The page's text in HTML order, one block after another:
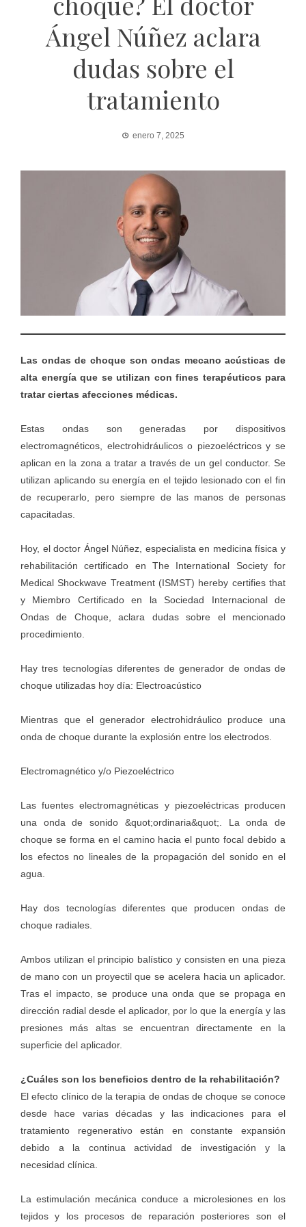
Ángel Núñez aclara
dudas sobre el
tratamiento
enero 7, 2025
Las ondas de choque son ondas mecano acústicas de
alta energía que se utilizan con fines terapéuticos para
tratar ciertas afecciones médicas.
Estas ondas son generadas por dispositivos
electromagnéticos, electrohidráulicos o piezoeléctricos y se
aplican en la zona a tratar a través de un gel conductor. Se
utilizan aplicando su energía en el tejido lesionado con el fin
de recuperarlo, pero siempre de las manos de personas
capacitadas.
Hoy, el doctor Ángel Núñez, especialista en medicina física y
rehabilitación certificado en The International Society for
Medical Shockwave Treatment (ISMST) hereby certifies that
y Miembro Certificado en la Sociedad Internacional de
Ondas de Choque, aclara dudas sobre el mencionado
procedimiento.
Hay tres tecnologías diferentes de generador de ondas de
choque utilizadas hoy día: Electroacústico
Mientras que el generador electrohidráulico produce una
onda de choque durante la explosión entre los electrodos.
Electromagnético y/o Piezoeléctrico
Las fuentes electromagnéticas y piezoeléctricas producen
una onda de sonido &quot;ordinaria&quot;. La onda de
choque se forma en el camino hacia el punto focal debido a
los efectos no lineales de la propagación del sonido en el
agua.
Hay dos tecnologías diferentes que producen ondas de
choque radiales.
Ambos utilizan el principio balístico y consisten en una pieza
de mano con un proyectil que se acelera hacia un aplicador.
Tras el impacto, se produce una onda que se propaga en
dirección radial desde el aplicador, por lo que la energía y las
presiones más altas se encuentran directamente en la
superficie del aplicador.
¿Cuáles son los beneficios dentro de la rehabilitación?
El efecto clínico de la terapia de ondas de choque se conoce
desde hace varias décadas y las indicaciones para el
tratamiento regenerativo están en constante expansión
debido a la continua actividad de investigación y la
necesidad clínica.
La estimulación mecánica conduce a microlesiones en los
tejidos y los procesos de reparación posteriores son el